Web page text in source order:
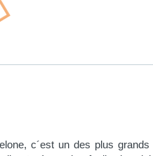
c´est un des plus